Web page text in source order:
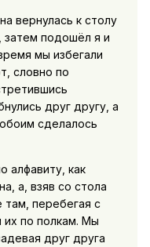
вернулась к столу
затем подошёл я и
мы избегали
словно по
друг другу, а
сделалось
алфавиту, как
а, взяв со стола
перебегая с
их по полкам. Мы
друг друга